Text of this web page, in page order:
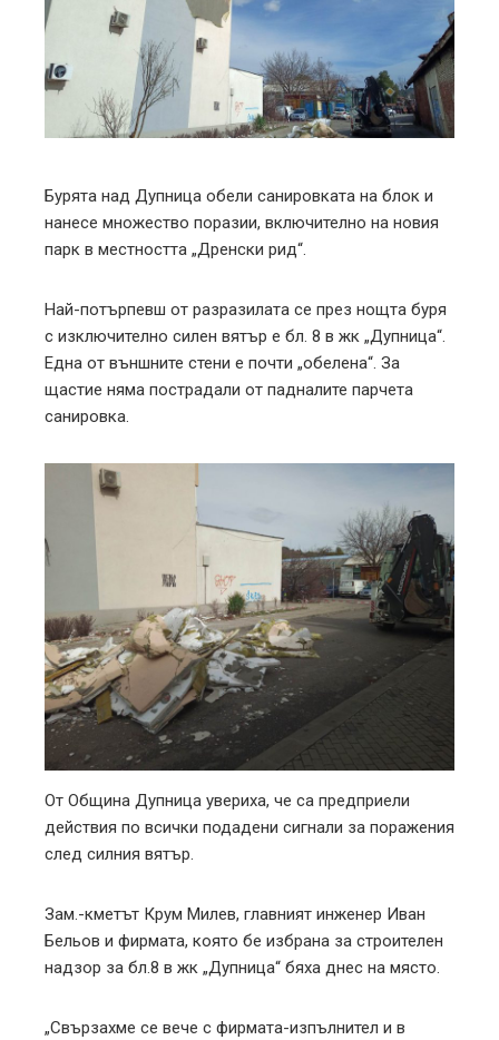
Бурята над Дупница обели санировката на блок и
нанесе множество поразии, включително на новия
парк в местността „Дренски рид“.
Най-потърпевш от разразилата се през нощта буря
с изключително силен вятър е бл. 8 в жк „Дупница“.
Една от външните стени е почти „обелена“. За
щастие няма пострадали от падналите парчета
санировка.
От Община Дупница увериха, че са предприели
действия по всички подадени сигнали за поражения
след силния вятър.
Зам.-кметът Крум Милев, главният инженер Иван
Бельов и фирмата, която бе избрана за строителен
надзор за бл.8 в жк „Дупница“ бяха днес на място.
„Свързахме се вече с фирмата-изпълнител и в